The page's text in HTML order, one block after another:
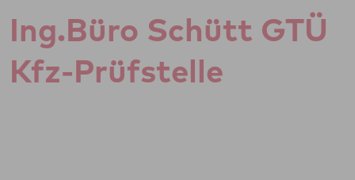
Ing.Büro Schütt GTÜ
Kfz-Prüf­stelle